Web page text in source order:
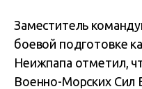
Заместитель
боевой подготовке
Неижпапа отметил,
Военно-Морских Сил